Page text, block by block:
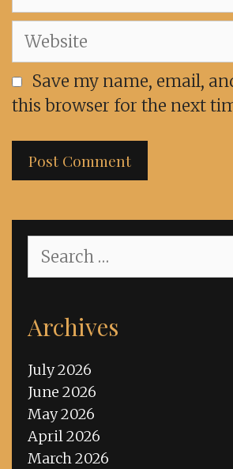
Website
Save my name, email,
this browser for the next
for:
Archives
July 2026
June 2026
May 2026
April 2026
March 2026